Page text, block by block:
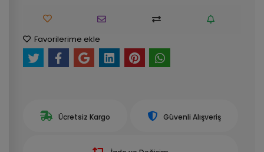
Favorilerime ekle
Ücretsiz Kargo Güvenli Alışveriş